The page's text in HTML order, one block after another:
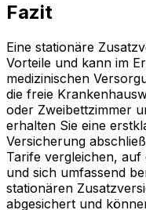
Fazit
Eine stationäre
Vorteile und kann im
medizinischen
die freie
oder Zweibettzimmer
erhalten Sie eine
Versicherung
Tarife vergleichen, auf
und sich umfassend
stationären
abgesichert und